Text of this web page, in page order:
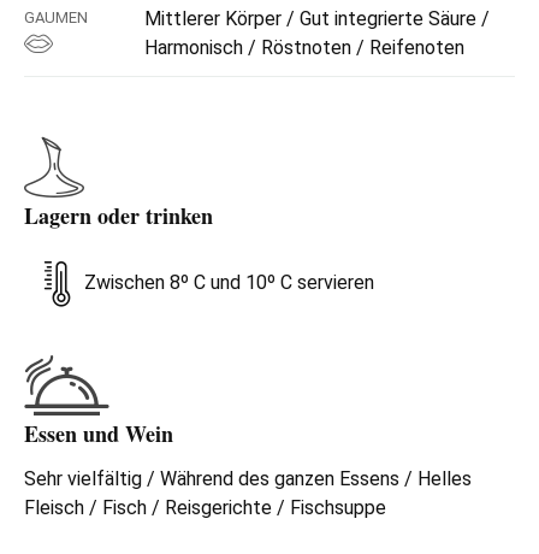
GAUMEN
Mittlerer Körper / Gut integrierte Säure /
Harmonisch / Röstnoten / Reifenoten
Lagern oder trinken
Zwischen 8º C und 10º C servieren
Essen und Wein
Sehr vielfältig / Während des ganzen Essens / Helles
Fleisch / Fisch / Reisgerichte / Fischsuppe